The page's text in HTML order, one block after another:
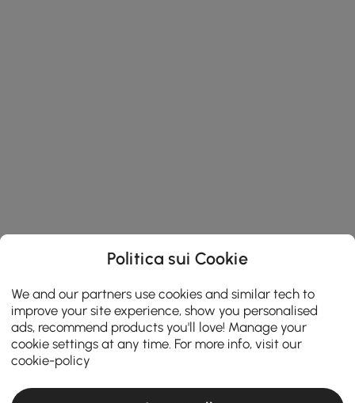
Politica sui Cookie
We and our partners use cookies and similar tech to
improve your site experience, show you personalised
ads, recommend products you'll love! Manage your
cookie settings at any time. For more info, visit our
cookie-policy